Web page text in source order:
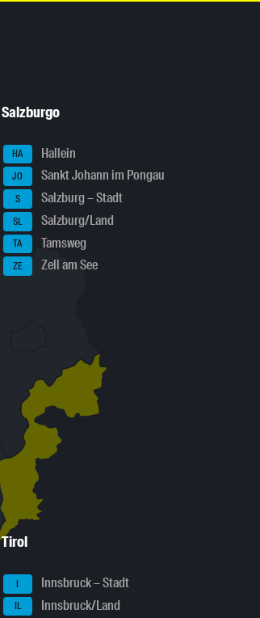
Salzburgo
HA Hallein
JO Sankt Johann im Pongau
S Salzburg – Stadt
SL Salzburg/Land
TA Tamsweg
ZE Zell am See
Tirol
I Innsbruck – Stadt
IL Innsbruck/Land